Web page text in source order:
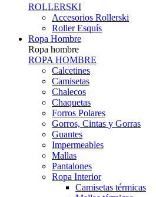
ROLLERSKI
Accesorios Rollerski
Roller Esquís
Ropa Hombre
Ropa hombre
ROPA HOMBRE
Calcetines
Camisetas
Chalecos
Chaquetas
Forros Polares
Gorros, Cintas y Gorras
Guantes
Impermeables
Mallas
Pantalones
Ropa Interior
Camisetas térmicas